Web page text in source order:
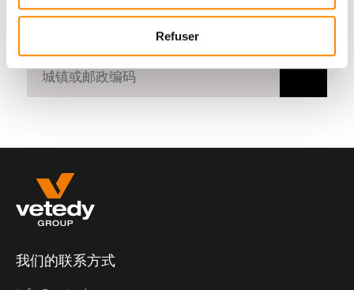
Refuser
输入一个邮政编码或城镇
我们的联系方式